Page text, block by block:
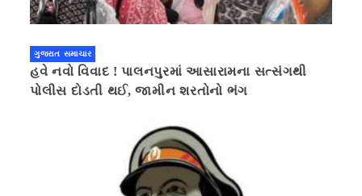
ગુજરાત સમાચાર
હવે નવો વિવાદ ! પાલનપુરમાં આસારામના સત્સંગથી
પોલીસ દોડતી થઈ, જામીન શરતોનો ભંગ